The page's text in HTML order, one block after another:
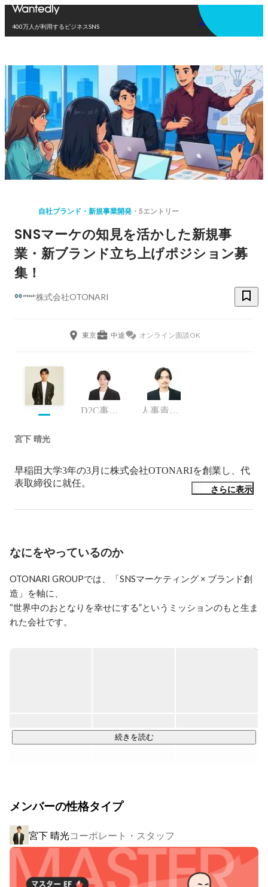
400万人が利用するビジネスSNS
アプリを使う
自社ブランド・新規事業開発 5エントリー
SNSマーケの知見を活かした新規事
業・新ブランド立ち上げポジション募
集！
株式会社OTONARI
東京 中途 オンライン面談OK
D2C事業部 事業部長 人事責任者
宮下 晴光
早稲田大学3年の3月に株式会社OTONARIを創業し、代
さらに表示
なにをやっているのか
OTONARI GROUPでは、「SNSマーケティング × ブランド創
造」を軸に、
“世界中のおとなりを幸せにする”というミッションのもと生ま
れた会社です。
エンサー"と長年蓄積した"売れる企画"を"クライアント様の魅
￣￣￣￣￣￣￣￣￣￣
□ アフィリエイト事業
インスタグラマーやYouTuber、TikTokerなどインフルエンサ
ーに特化した成果報酬型ASP（アフィリエイトプラットフォ
ーム）を運営しています。
提携インフルエンサー数は6,000名を突破しており、売れる案
続きを読む
メンバーの性格タイプ
宮下 晴光コーポレート・スタッフ